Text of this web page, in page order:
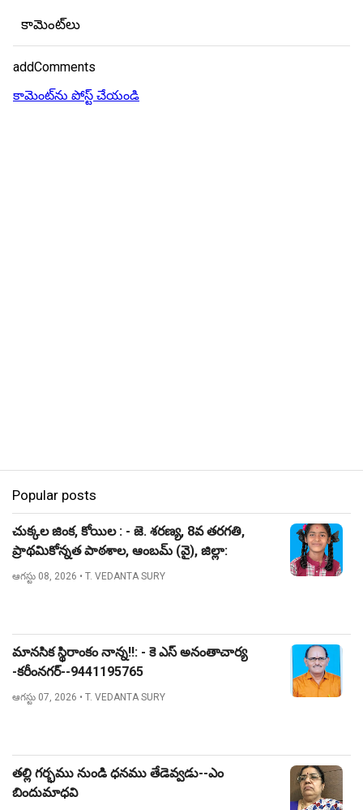
కామెంట్‌లు
addComments
కామెంట్‌ను పోస్ట్ చేయండి
Popular posts
చుక్కల జింక, కోయిల : - జె. శరణ్య, 8వ తరగతి,
ప్రాథమికోన్నత పాఠశాల, ఆంబమ్ (వై), జిల్లా:
నిజామాబాద్.
ఆగస్టు 08, 2026 • T. VEDANTA SURY
మానసిక స్థిరాంకం నాన్న!!: - కె ఎస్ అనంతాచార్య
-కరీంనగర్--9441195765
ఆగస్టు 07, 2026 • T. VEDANTA SURY
తల్లి గర్భము నుండి ధనము తేడెవ్వడు--ఎం
బిందుమాధవి